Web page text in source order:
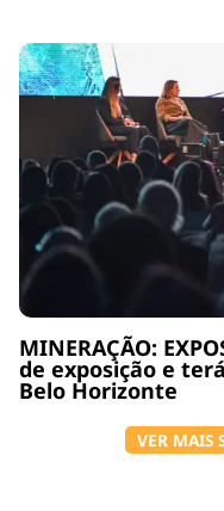
MINERAÇÃO:
de exposição e
Belo Horizonte
VER MAIS